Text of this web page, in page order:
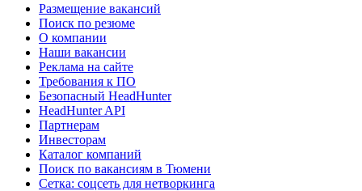
Размещение вакансий
Поиск по резюме
О компании
Наши вакансии
Реклама на сайте
Требования к ПО
Безопасный HeadHunter
HeadHunter API
Партнерам
Инвесторам
Каталог компаний
Поиск по вакансиям в Тюмени
Сетка: соцсеть для нетворкинга